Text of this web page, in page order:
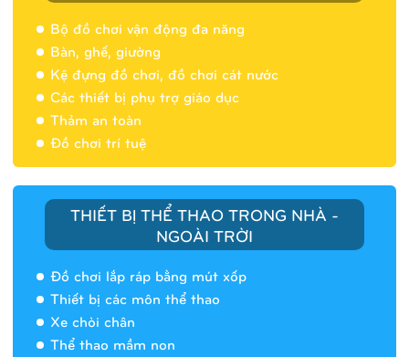
Bộ đồ chơi vận động đa năng
Bàn, ghế, giường
Kệ đựng đồ chơi, đồ chơi cát nước
Các thiết bị phụ trợ giáo dục
Thảm an toàn
Đồ chơi trí tuệ
THIẾT BỊ THỂ THAO TRONG NHÀ -
NGOÀI TRỜI
Đồ chơi lắp ráp bằng mút xốp
Thiết bị các môn thể thao
Xe chòi chân
Thể thao mầm non
Nhà banh 9H5404